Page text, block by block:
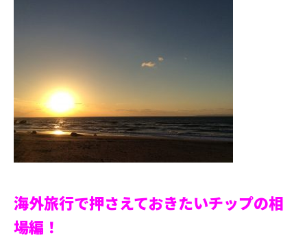
海外旅行で押さえておきたいチップの相
場編！